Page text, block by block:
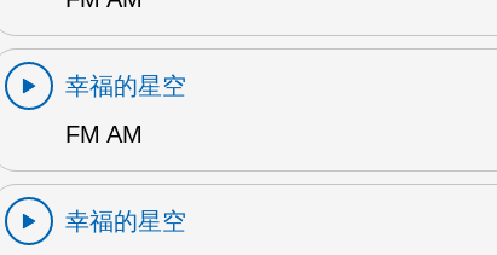
幸福的星空
FM AM
幸福的星空